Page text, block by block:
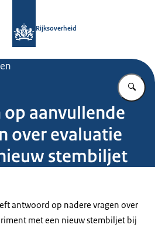
Rijksoverheid
aanvullende
over evaluatie
stembiljet
antwoord op nadere vragen over
met een nieuw stembiljet bij